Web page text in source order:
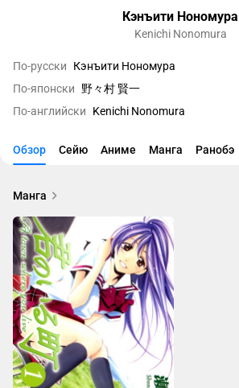
Кэнъити Нономура
Kenichi Nonomura
По-русски
Кэнъити Нономура
По-японски
野々村 賢一
По-английски
Kenichi Nonomura
Обзор Сейю Аниме Манга Ранобэ
Манга